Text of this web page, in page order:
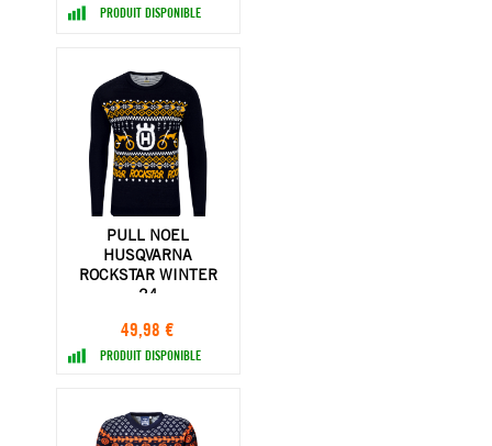
PRODUIT DISPONIBLE
PULL NOEL
HUSQVARNA
ROCKSTAR WINTER
24
49,98 €
PRODUIT DISPONIBLE